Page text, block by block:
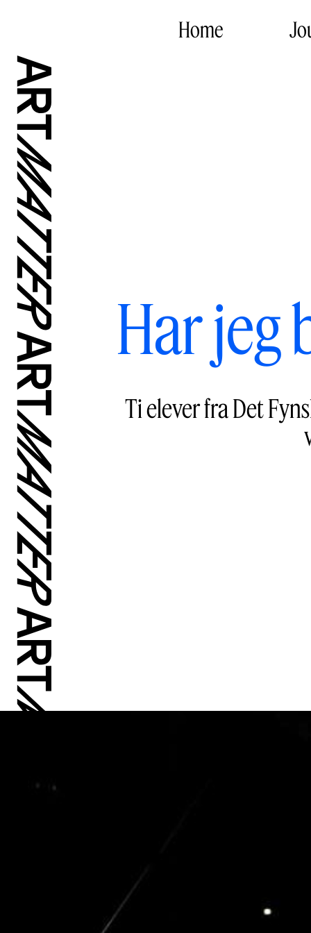
Home
Har jeg
Ti elever fra Det